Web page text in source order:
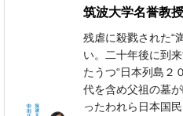
筑波大学名誉教
残虐に殺戮された“
い。二十年後に到
たうつ“日本列島２
代を含め父祖の墓
ったわれら日本国